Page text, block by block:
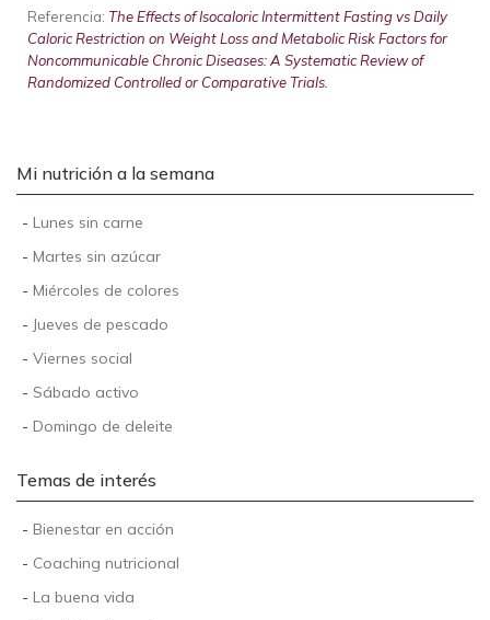
Referencia: The Effects of Isocaloric Intermittent Fasting vs Daily
Caloric Restriction on Weight Loss and Metabolic Risk Factors for
Noncommunicable Chronic Diseases: A Systematic Review of
Randomized Controlled or Comparative Trials.
Mi nutrición a la semana
- Lunes sin carne
- Martes sin azúcar
- Miércoles de colores
- Jueves de pescado
- Viernes social
- Sábado activo
- Domingo de deleite
Temas de interés
- Bienestar en acción
- Coaching nutricional
- La buena vida